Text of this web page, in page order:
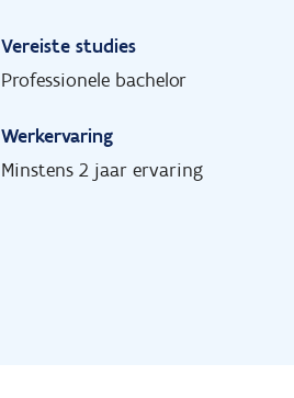
Vereiste studies
Professionele bachelor
Werkervaring
Minstens 2 jaar ervaring